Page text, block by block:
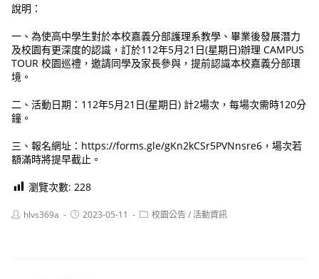
說明：
一、為使高中學生對於本校嘉義分部護理系教學、畢業後發展潛力
及校園有更深度的認識，訂於112年5月21日(星期日)辦理 CAMPUS
TOUR 校園巡禮，邀請同學及家長參與，提前認識本校嘉義分部環
境。
二、活動日期：112年5月21日(星期日) 計2場次，每場次需時120分
鐘。
三、報名網址：https://forms.gle/gKn2kCSr5PVNnsre6，場次若
額滿時將提早截止。
瀏覽次數: 228
Posthlvs369a
Post2023-05-11
Post校園公告/活動資訊